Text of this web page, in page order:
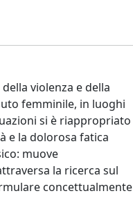
violenza e della
femminile, in luoghi
si è riappropriato
e la dolorosa fatica
muove
la ricerca sul
concettualmente